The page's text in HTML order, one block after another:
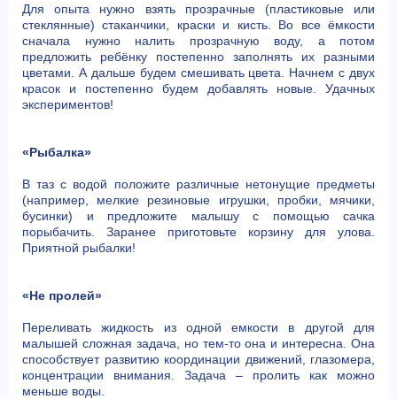
Для опыта нужно взять прозрачные (пластиковые или
стеклянные) стаканчики, краски и кисть. Во все ёмкости
сначала нужно налить прозрачную воду, а потом
предложить ребёнку постепенно заполнять их разными
цветами. А дальше будем смешивать цвета. Начнем с двух
красок и постепенно будем добавлять новые. Удачных
экспериментов!
«Рыбалка»
В таз с водой положите различные нетонущие предметы
(например, мелкие резиновые игрушки, пробки, мячики,
бусинки) и предложите малышу с помощью сачка
порыбачить. Заранее приготовьте корзину для улова.
Приятной рыбалки!
«Не пролей»
Переливать жидкость из одной емкости в другой для
малышей сложная задача, но тем-то она и интересна. Она
способствует развитию координации движений, глазомера,
концентрации внимания. Задача – пролить как можно
меньше воды.